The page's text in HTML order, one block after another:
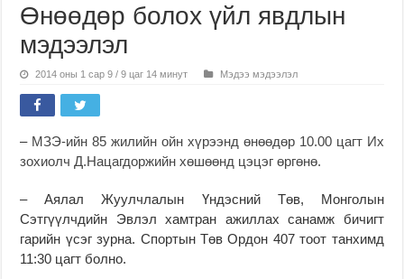
Өнөөдөр болох үйл явдлын
мэдээлэл
2014 оны 1 сар 9 / 9 цаг 14 минут Мэдээ мэдээлэл
– МЗЭ-ийн 85 жилийн ойн хүрээнд өнөөдөр 10.00 цагт Их
зохиолч Д.Нацагдоржийн хөшөөнд цэцэг өргөнө.
– Аялал Жуулчлалын Үндэсний Төв, Монголын
Сэтгүүлчдийн Эвлэл хамтран ажиллах санамж бичигт
гарийн үсэг зурна. Спортын Төв Ордон 407 тоот танхимд
11:30 цагт болно.